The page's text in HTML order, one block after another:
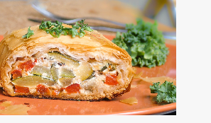
ZÖLDSÉGES RÉTES